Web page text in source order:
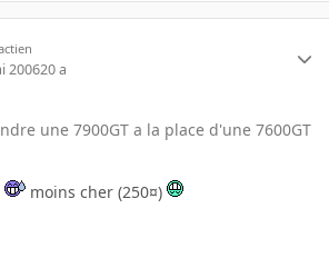
200620 a
une 7900GT a la place d'une 7600GT
moins cher (250¤)